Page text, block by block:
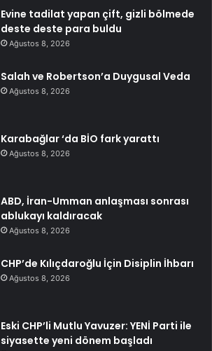
Evine tadilat yapan çift, gizli bölmede
deste deste para buldu
Ağustos 8, 2026
Salah ve Robertson’a Duygusal Veda
Ağustos 8, 2026
Karabağlar ‘da BİO fark yarattı
Ağustos 8, 2026
ABD, İran-Umman anlaşması sonrası
ablukayı kaldıracak
Ağustos 8, 2026
CHP’de Kılıçdaroğlu İçin Disiplin İhbarı
Ağustos 8, 2026
Eski CHP’li Mutlu Yavuzer: YENİ Parti ile
siyasette yeni dönem başladı